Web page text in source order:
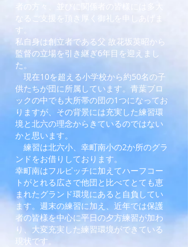
者の方々、並びに関係者の皆様には多大
なるご支援を頂き厚く御礼を申しあげま
す。
私自身は創立者である父 故花坂英昭から
監督の立場を引き継ぎ6年目を迎えまし
た。
現在10を超える小学校から約50名の子
供たちが団に所属しています。青葉ブロ
ックの中でも大所帯の団の1つになってお
りますが、その背景には充実した練習環
境と北六の理念からきているのではない
かと思います。
練習は北六小、幸町南小の2か所のグラ
ンドをお借りしております。
幸町南はフルピッチに加えてハーフコー
トがとれる広さで他団と比べてとても恵
まれたグランド環境にあると自負してい
ます。週末の練習に加え、近年では保護
者の皆様を中心に平日の夕方練習が加わ
り、大変充実した練習環境ができている
現状です。